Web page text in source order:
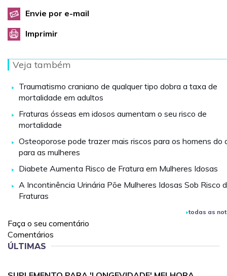
Envie por e-mail
Imprimir
Veja também
Traumatismo craniano de qualquer tipo dobra a taxa de
mortalidade em adultos
Fraturas ósseas em idosos aumentam o seu risco de
mortalidade
Osteoporose pode trazer mais riscos para os homens do
para as mulheres
Diabete Aumenta Risco de Fratura em Mulheres Idosas
A Incontinência Urinária Põe Mulheres Idosas Sob Risco
Fraturas
todas as
Faça o seu comentário
Comentários
ÚLTIMAS